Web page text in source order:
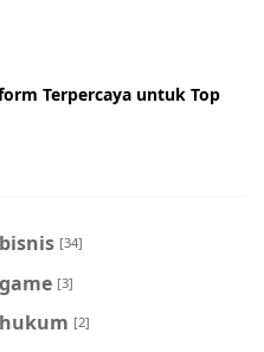
Terpercaya untuk Top
bisnis [34]
game [3]
hukum [2]